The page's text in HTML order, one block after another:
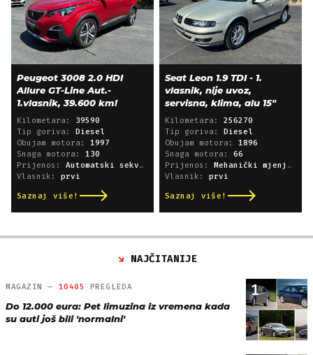
Peugeot 3008 2.0 HDI
Allure GT-Line Aut.-
1.vlasnik, 39.600 km!
Kilometara: 39590
Tip goriva:
Diesel
Obujam motora: 1997
Snaga motora: 130
Prijenos: Automatski sekvencijski
Vlasnik: prvi
Saznaj više!
Seat Leon 1.9 TDI - 1.
vlasnik, nije uvoz,
servisna, klima, alu 15"
Kilometara: 256270
Tip goriva:
Diesel
Obujam motora: 1896
Snaga motora: 66
Prijenos:
Mehanički mjenjač
Vlasnik: prvi
Saznaj više!
NAJČITANIJE
1
MAGAZIN — 10405 PREGLEDA
Do 12.000 eura: Pet limuzina iz vremena kada
su auti još bili 'normalni'